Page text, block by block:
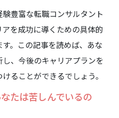
豊富な転職コンサルタント
を成功に導くための具体的
。この記事を読めば、あな
、今後のキャリアプランを
ることができるでしょう。
たは苦しんでいるの